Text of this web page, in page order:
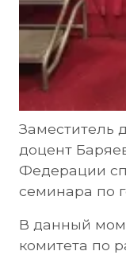
Заместитель
доцент
Федерации
семинара по
В данный
комитета по